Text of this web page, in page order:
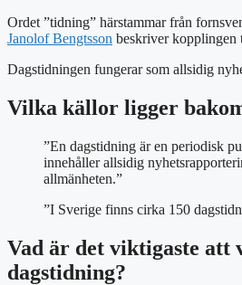
Ordet ”tidning” härstammar från
Janolof Bengtsson beskriver kopplingen
Dagstidningen fungerar som allsidig
Vilka källor ligger
”En dagstidning är en periodisk
innehåller allsidig
allmänheten.”
”I Sverige finns cirka 150
Vad är det viktigaste att
dagstidning?